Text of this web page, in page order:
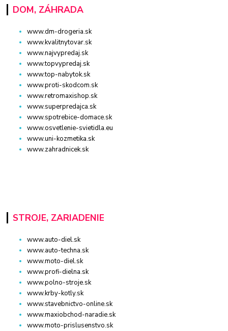
DOM, ZÁHRADA
www.dm-drogeria.sk
www.kvalitnytovar.sk
www.najvypredaj.sk
www.topvypredaj.sk
www.top-nabytok.sk
www.proti-skodcom.sk
www.retromaxishop.sk
www.superpredajca.sk
www.spotrebice-domace.sk
www.osvetlenie-svietidla.eu
www.uni-kozmetika.sk
www.zahradnicek.sk
STROJE, ZARIADENIE
www.auto-diel.sk
www.auto-techna.sk
www.moto-diel.sk
www.profi-dielna.sk
www.polno-stroje.sk
www.krby-kotly.sk
www.stavebnictvo-online.sk
www.maxiobchod-naradie.sk
www.moto-prislusenstvo.sk